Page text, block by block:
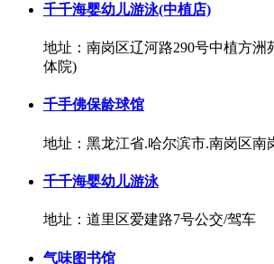
千千海婴幼儿游泳(中植店)
地址：南岗区辽河路290号中植方洲
体院)
千手佛保龄球馆
地址：黑龙江省.哈尔滨市.南岗区南
千千海婴幼儿游泳
地址：道里区爱建路7号公交/驾车
气味图书馆